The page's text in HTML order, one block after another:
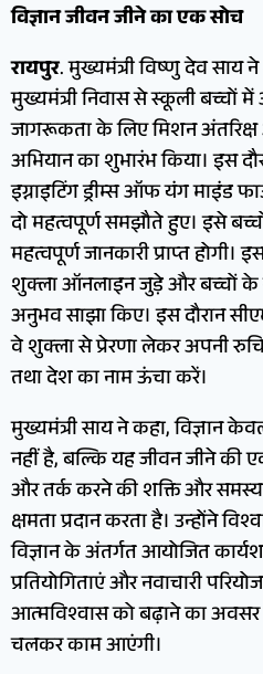
विज्ञान जीवन जीने का एक सोच
रायपुर. मुख्यमंत्री विष्णु देव साय
मुख्यमंत्री निवास से स्कूली बच्चों में
जागरूकता के लिए मिशन अंतरिक्ष
अभियान का शुभारंभ किया। इस
इग्नाइटिंग ड्रीम्स ऑफ यंग माइंड
दो महत्वपूर्ण समझौते हुए। इसे
महत्वपूर्ण जानकारी प्राप्त
शुक्ला ऑनलाइन जुड़े और बच्चों के
अनुभव साझा किए। इस दौरान
वे शुक्ला से प्रेरणा लेकर अपनी
तथा देश का नाम ऊंचा करें।
मुख्यमंत्री साय ने कहा, विज्ञान
नहीं है, बल्कि यह जीवन जीने की
और तर्क करने की शक्ति और
क्षमता प्रदान करता है। उन्होंने
विज्ञान के अंतर्गत आयोजित
प्रतियोगिताएं और नवाचारी
आत्मविश्वास को बढ़ाने का
चलकर काम आएंगी।